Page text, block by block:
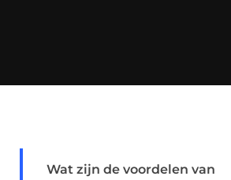
Wat zijn de voordelen van